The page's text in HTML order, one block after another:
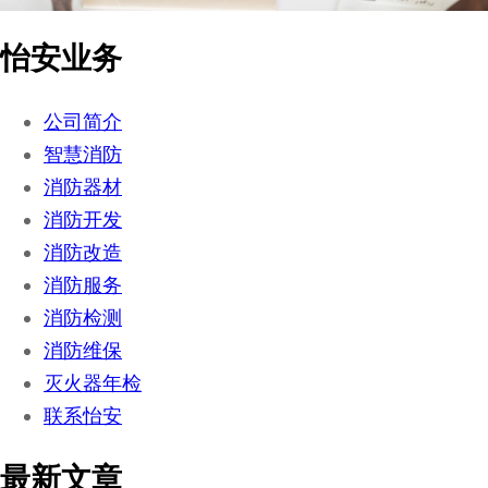
怡安业务
公司简介
智慧消防
消防器材
消防开发
消防改造
消防服务
消防检测
消防维保
灭火器年检
联系怡安
最新文章